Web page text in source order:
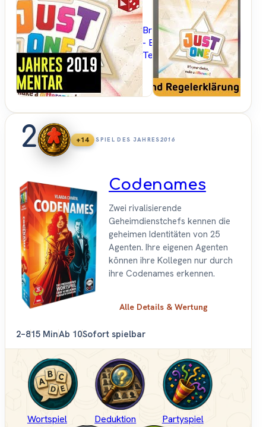
Brettspielblog.net
- Brettspiele im
Test
2 +14 SPIEL DES JAHRES2016
Codenames
Zwei rivalisierende
Geheimdienstchefs kennen die
geheimen Identitäten von 25
Agenten. Ihre eigenen Agenten
können ihre Kollegen nur durch
ihre Codenames erkennen.
Alle Details & Wertung
2–815 MinAb 10Sofort spielbar
Wortspiel Deduktion Partyspiel